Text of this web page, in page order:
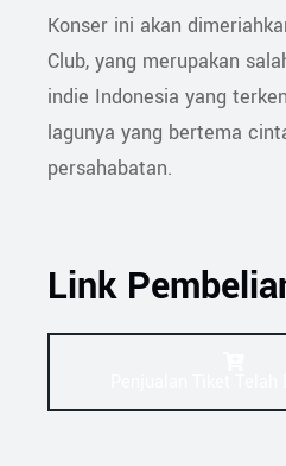
Konser ini akan
Club, yang merupakan
indie Indonesia yang
lagunya yang bertema
persahabatan.
Link